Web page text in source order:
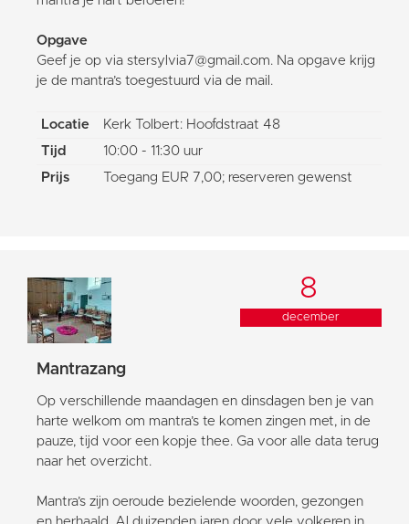
Opgave
Geef je op via stersylvia7@gmail.com. Na opgave krijg
je de mantra’s toegestuurd via de mail.
Locatie
Kerk Tolbert: Hoofdstraat 48
Tijd
10:00 - 11:30 uur
Prijs
Toegang EUR 7,00; reserveren gewenst
8
december
Mantrazang
Op verschillende maandagen en dinsdagen ben je van
harte welkom om mantra’s te komen zingen met, in de
pauze, tijd voor een kopje thee. Ga voor alle data terug
naar het overzicht.
Mantra’s zijn oeroude bezielende woorden, gezongen